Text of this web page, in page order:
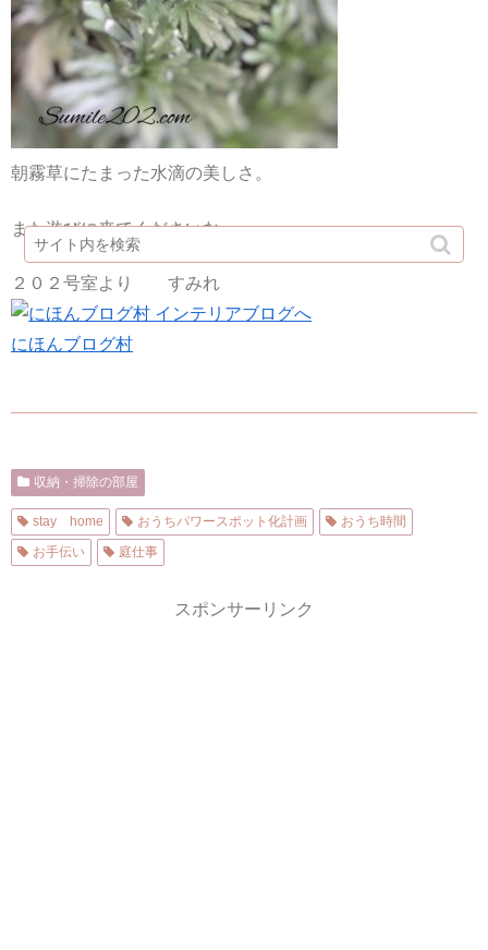
朝霧草にたまった水滴の美しさ。
また遊びに来てくださいな。
２０２号室より すみれ
にほんブログ村
収納・掃除の部屋
stay home おうちパワースポット化計画
おうち時間
お手伝い
庭仕事
スポンサーリンク